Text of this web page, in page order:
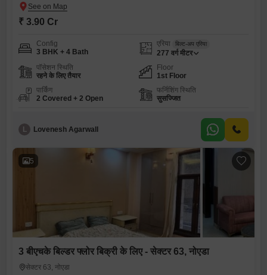
₹ 3.90 Cr
Config
3 BHK + 4 Bath
एरिया बिल्ट-अप एरिया
277 वर्ग मीटर
पॉसेशन स्थिति
रहने के लिए तैयार
Floor
1st Floor
पार्किंग
2 Covered + 2 Open
फर्निशिंग स्थिति
सुसज्जित
L Lovenesh Agarwall
5
3 बीएचके बिल्डर फ्लोर बिक्री के लिए - सेक्टर 63, नोएडा
सेक्टर 63, नोएडा